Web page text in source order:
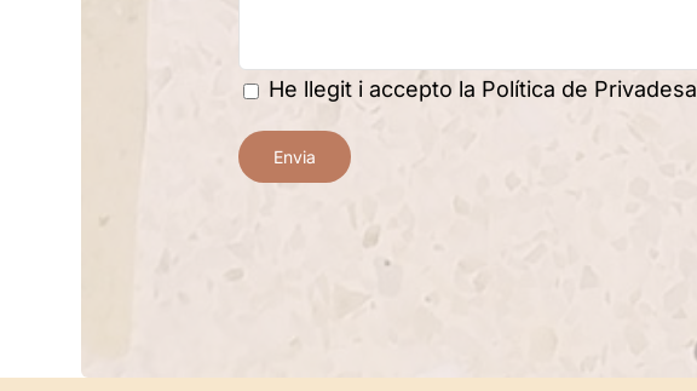
He llegit i accepto la Política de Privadesa